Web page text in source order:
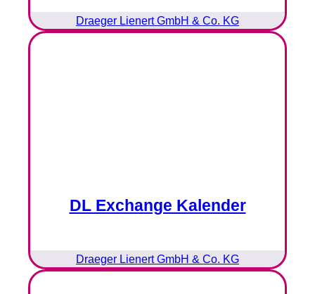
Draeger Lienert GmbH & Co. KG
DL Exchange Kalender
Draeger Lienert GmbH & Co. KG